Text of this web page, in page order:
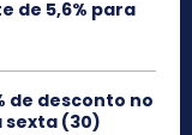
de 5,6% para
de desconto no
(30)